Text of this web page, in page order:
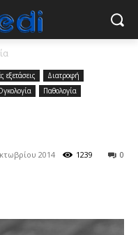
εξετάσεις
Διατροφή
Παθολογία
2014 0
1239